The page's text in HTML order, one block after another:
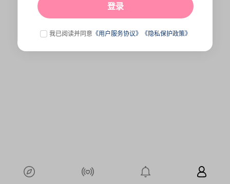
登录
我已阅读并同意 《用户服务协议》 《隐私保护政策》